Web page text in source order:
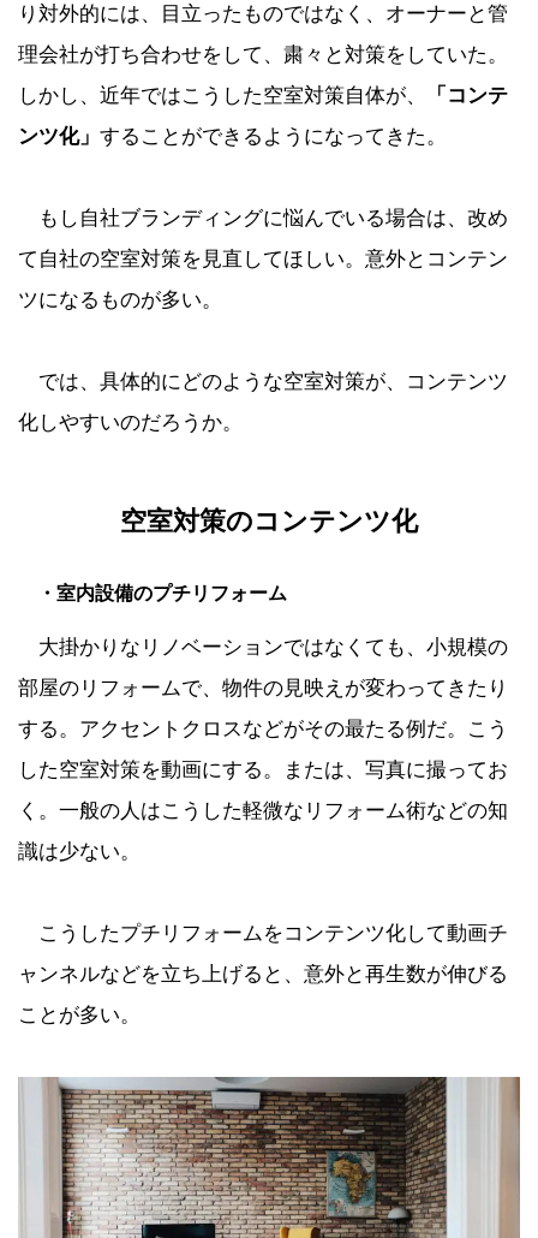
り対外的には、目立ったものではなく、オーナーと管
理会社が打ち合わせをして、粛々と対策をしていた。
しかし、近年ではこうした空室対策自体が、
「コンテ
ンツ化」 することができるようになってきた。
もし自社ブランディングに悩んでいる場合は、改め
て自社の空室対策を見直してほしい。意外とコンテン
ツになるものが多い。
では、具体的にどのような空室対策が、コンテンツ
化しやすいのだろうか。
空室対策のコンテンツ化
・室内設備のプチリフォーム
大掛かりなリノベーションではなくても、小規模の
部屋のリフォームで、物件の見映えが変わってきたり
する。アクセントクロスなどがその最たる例だ。こう
した空室対策を動画にする。または、写真に撮ってお
く。一般の人はこうした軽微なリフォーム術などの知
識は少ない。
こうしたプチリフォームをコンテンツ化して動画チ
ャンネルなどを立ち上げると、意外と再生数が伸びる
ことが多い。